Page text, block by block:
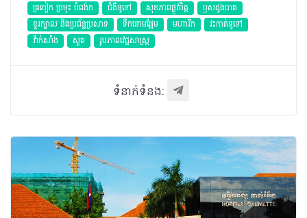
ត្រចៀក ច្រមុះ បំពង់ក
ជំងឺទូទៅ សុខភាពផ្លូវចិត្ត
ឫសដូងបាត
ខួរក្បាល និងប្រព័ន្ធប្រសាទ
ទឹកនោមផ្អែម មហារីក​
វះកាត់ទូទៅ
វ៉ាក់សាំង
សួត ​រូបភាពវេជ្ជសាស្រ្ត
ទំនាក់ទំនង: